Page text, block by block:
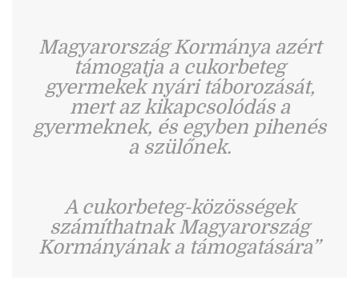
Magyarország Kormánya azért
támogatja a cukorbeteg
gyermekek nyári táborozását,
mert az kikapcsolódás a
gyermeknek, és egyben pihenés
a szülőnek.
A cukorbeteg-közösségek
számíthatnak Magyarország
Kormányának a támogatására”